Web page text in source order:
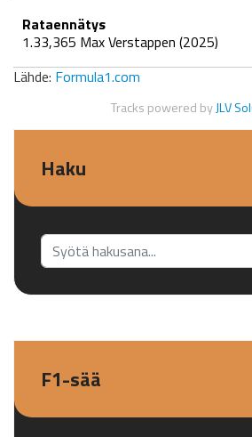
Rataennätys
1.33,365 Max Verstappen (2025)
Lähde: Formula1.com
Tracks powered byJLV
Haku
Etsi...
F1-sää